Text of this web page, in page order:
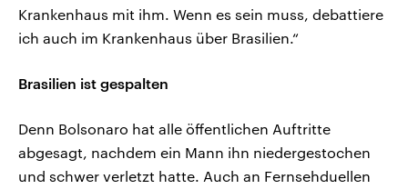
Krankenhaus mit ihm. Wenn es sein muss, debattiere
ich auch im Krankenhaus über Brasilien.“
Brasilien ist gespalten
Denn Bolsonaro hat alle öffentlichen Auftritte
abgesagt, nachdem ein Mann ihn niedergestochen
und schwer verletzt hatte. Auch an Fernsehduellen